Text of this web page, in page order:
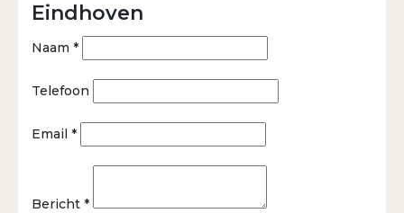
Eindhoven
Naam *
Telefoon
Email *
Bericht *